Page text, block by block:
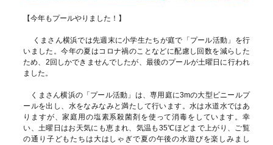
【今年もプールやりました！】
くまさん横浜では先週末に小学生たちが庭で「プール活動」を行
いました。今年の夏はコロナ禍のことなどに配慮し回数を減らした
ため、2回しかできませんでしたが、最後のプールが土曜日に行われ
ました。
くまさん横浜の「プール活動」は、専用庭に3mの大型ビニールプ
ールを出し、水をなみなみと満たして行います。水は水道水ではあ
りますが、家庭用の塩素系殺菌剤を使って消毒をしています。幸
い、土曜日はお天気にも恵まれ、気温も35℃ほどまで上がり、ご覧
の通り子どもたちは大はしゃぎで夏の午後の水遊びを楽しみまし